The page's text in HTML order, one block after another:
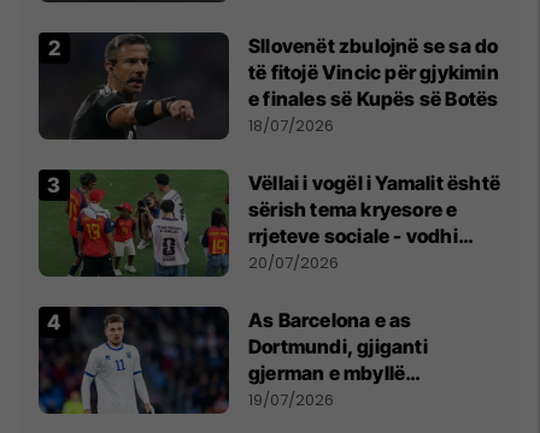
Sllovenët zbulojnë se sa do
të fitojë Vincic për gjykimin
e finales së Kupës së Botës
18/07/2026
Vëllai i vogël i Yamalit është
sërish tema kryesore e
rrjeteve sociale - vodhi
vëmendjen pas finales së
20/07/2026
As Barcelona e as
Dortmundi, gjiganti
gjerman e mbyllë
marrëveshjen për Fisnik
19/07/2026